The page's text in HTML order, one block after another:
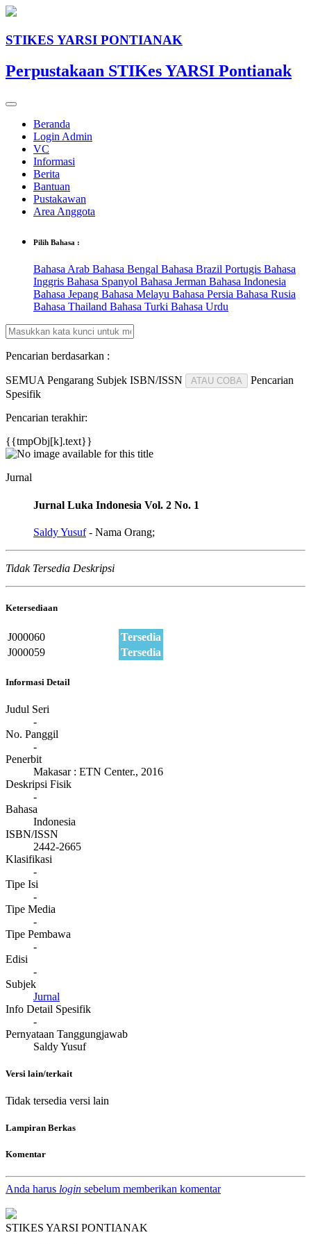
STIKES YARSI PONTIANAK
Perpustakaan STIKes YARSI Pontianak
Beranda
Login Admin
VC
Informasi
Berita
Bantuan
Pustakawan
Area Anggota
Pilih Bahasa :
Bahasa Arab Bahasa Bengal Bahasa Brazil Portugis Bahasa
Inggris Bahasa Spanyol Bahasa Jerman Bahasa Indonesia
Bahasa Jepang Bahasa Melayu Bahasa Persia Bahasa Rusia
Bahasa Thailand Bahasa Turki Bahasa Urdu
Pencarian berdasarkan :
SEMUA Pengarang Subjek ISBN/ISSN ATAU COBA
Pencarian
Spesifik
Pencarian terakhir:
{{tmpObj[k].text}}
Jurnal
Jurnal Luka Indonesia Vol. 2 No. 1
Saldy Yusuf- Nama Orang;
Tidak Tersedia Deskripsi
Ketersediaan
J000060
Tersedia
J000059
Tersedia
Informasi Detail
Judul Seri
-
No. Panggil
-
Penerbit
Makasar: ETN Center., 2016
Deskripsi Fisik
-
Bahasa
Indonesia
ISBN/ISSN
2442-2665
Klasifikasi
-
Tipe Isi
-
Tipe Media
-
Tipe Pembawa
-
Edisi
-
Subjek
Jurnal
Info Detail Spesifik
-
Pernyataan Tanggungjawab
Saldy Yusuf
Versi lain/terkait
Tidak tersedia versi lain
Lampiran Berkas
Komentar
Anda harus login sebelum memberikan komentar
STIKES YARSI PONTIANAK